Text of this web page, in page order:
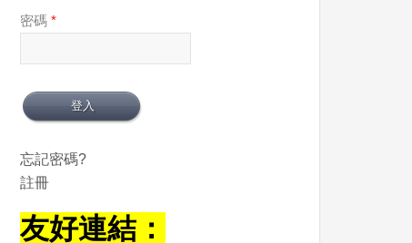
密碼*
忘記密碼?
註冊
友好連結：